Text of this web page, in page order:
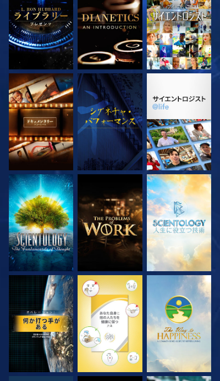
シリーズを探求 シリーズを探求 観る
シリーズを探求 観る シリーズを探求
シリーズを探求 シリーズを探求 シリーズを探求
観る 観る 観る